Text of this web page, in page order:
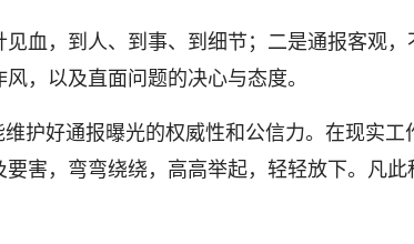
，到人、到事、到细节；二是通报客观，
，以及直面问题的决心与态度。
好通报曝光的权威性和公信力。在现实工
害，弯弯绕绕，高高举起，轻轻放下。凡此